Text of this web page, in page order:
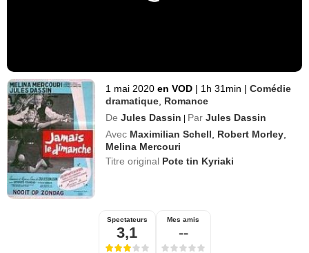
1 mai 2020 en VOD | 1h 31min | Comédie
dramatique Romance
De Jules Dassin | Par Jules Dassin
Avec Maximilian Schell Robert Morley
Melina Mercouri
Titre original Pote tin Kyriaki
Spectateurs
3,1
Mes amis
--